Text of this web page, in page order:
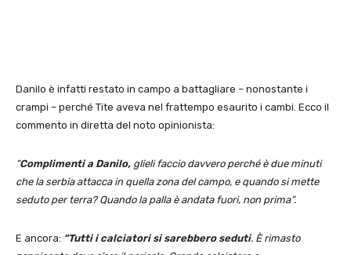
Danilo è infatti restato in campo a battagliare – nonostante i
crampi – perché Tite aveva nel frattempo esaurito i cambi. Ecco il
commento in diretta del noto opinionista:
“Complimenti a Danilo, glieli faccio davvero perché è due minuti
che la serbia attacca in quella zona del campo, e quando si mette
seduto per terra? Quando la palla è andata fuori, non prima”.
E ancora: “Tutti i calciatori si sarebbero seduti. È rimasto